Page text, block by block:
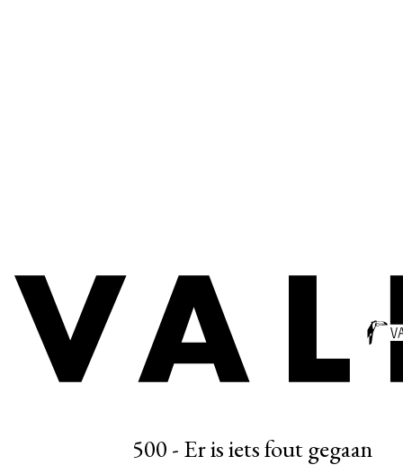
500 - Er is iets fout gegaan